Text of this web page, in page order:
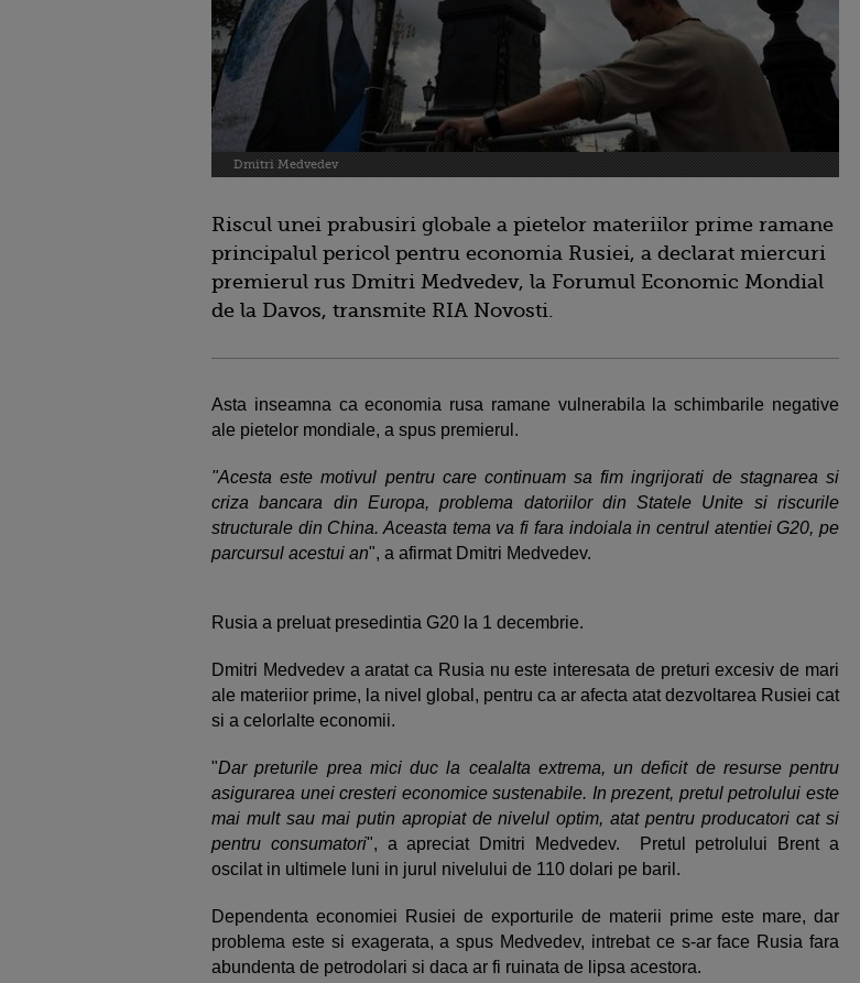
Dmitri Medvedev
Riscul unei prabusiri globale a pietelor materiilor prime ramane
principalul pericol pentru economia Rusiei, a declarat miercuri
premierul rus Dmitri Medvedev, la Forumul Economic Mondial
de la Davos, transmite RIA Novosti.
Asta inseamna ca economia rusa ramane vulnerabila la schimbarile negative
ale pietelor mondiale, a spus premierul.
"Acesta este motivul pentru care continuam sa fim ingrijorati de stagnarea si
criza bancara din Europa, problema datoriilor din Statele Unite si riscurile
structurale din China. Aceasta tema va fi fara indoiala in centrul atentiei G20, pe
parcursul acestui an", a afirmat Dmitri Medvedev.
Rusia a preluat presedintia G20 la 1 decembrie.
Dmitri Medvedev a aratat ca Rusia nu este interesata de preturi excesiv de mari
ale materiior prime, la nivel global, pentru ca ar afecta atat dezvoltarea Rusiei cat
si a celorlalte economii.
"Dar preturile prea mici duc la cealalta extrema, un deficit de resurse pentru
asigurarea unei cresteri economice sustenabile. In prezent, pretul petrolului este
mai mult sau mai putin apropiat de nivelul optim, atat pentru producatori cat si
pentru consumatori", a apreciat Dmitri Medvedev. Pretul petrolului Brent a
oscilat in ultimele luni in jurul nivelului de 110 dolari pe baril.
Dependenta economiei Rusiei de exporturile de materii prime este mare, dar
problema este si exagerata, a spus Medvedev, intrebat ce s-ar face Rusia fara
abundenta de petrodolari si daca ar fi ruinata de lipsa acestora.